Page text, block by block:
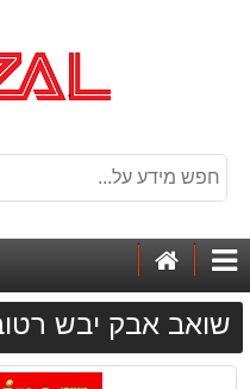
קטגוריותהבית
שואב אבק יבש